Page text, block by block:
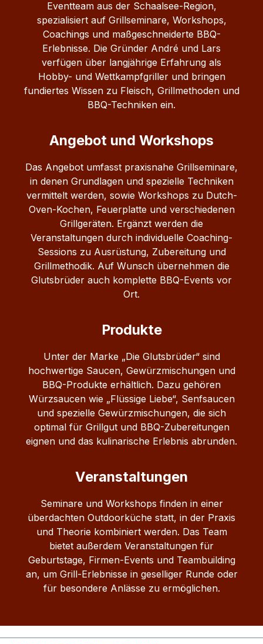
VO (EG) Nr. 1829/2003 besteht.
Eventteam aus der Schaalsee-Region,
spezialisiert auf Grillseminare, Workshops,
Coachings und maßgeschneiderte BBQ-
Erlebnisse. Die Gründer André und Lars
verfügen über langjährige Erfahrung als
Hobby- und Wettkampfgriller und bringen
fundiertes Wissen zu Fleisch, Grillmethoden und
BBQ-Techniken ein.
Angebot und Workshops
Das Angebot umfasst praxisnahe Grillseminare,
in denen Grundlagen und spezielle Techniken
vermittelt werden, sowie Workshops zu Dutch-
Oven-Kochen, Feuerplatte und verschiedenen
Grillgeräten. Ergänzt werden die
Veranstaltungen durch individuelle Coaching-
Sessions zu Ausrüstung, Zubereitung und
Grillmethodik. Auf Wunsch übernehmen die
Glutsbrüder auch komplette BBQ-Events vor
Ort.
Produkte
Unter der Marke „Die Glutsbrüder“ sind
hochwertige Saucen, Gewürzmischungen und
BBQ-Produkte erhältlich. Dazu gehören
Würzsaucen wie „Flüssige Liebe“, Senfsaucen
und spezielle Gewürzmischungen, die sich
optimal für Grillgut und BBQ-Zubereitungen
eignen und das kulinarische Erlebnis abrunden.
Veranstaltungen
Seminare und Workshops finden in einer
überdachten Outdoorküche statt, in der Praxis
und Theorie kombiniert werden. Das Team
bietet außerdem Veranstaltungen für
Geburtstage, Firmen-Events und Teambuilding
an, um Grill-Erlebnisse in geselliger Runde oder
für besondere Anlässe zu ermöglichen.